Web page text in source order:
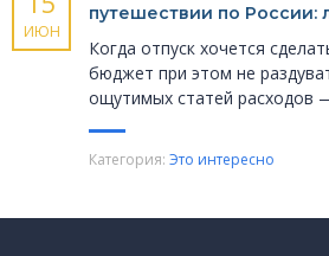
ИЮН
путешествии по России:
Когда отпуск хочется
бюджет при этом не
ощутимых статей расходов
Категория: Это интересно